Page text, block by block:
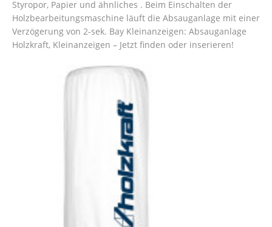
Styropor, Papier und ähnliches . Beim Einschalten der
Holzbearbeitungsmaschine läuft die Absauganlage mit einer
Verzögerung von 2-sek. Bay Kleinanzeigen: Absauganlage
Holzkraft, Kleinanzeigen – Jetzt finden oder inserieren!